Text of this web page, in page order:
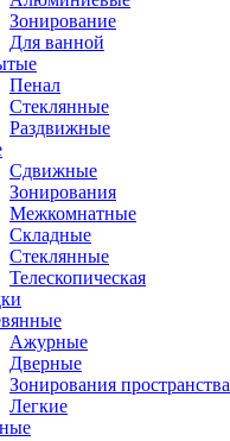
Зонирование
Для ванной
Пенал
Стеклянные
Раздвижные
Сдвижные
Зонирования
Межкомнатные
Складные
Стеклянные
Телескопическая
Ажурные
Дверные
Зонирования пространства
Легкие